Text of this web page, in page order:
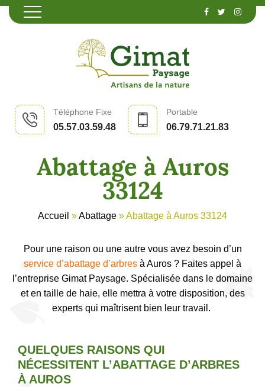
Téléphone Fixe
05.57.03.59.48
Portable
06.79.71.21.83
Abattage à Auros
33124
Accueil »Abattage »Abattage à Auros 33124
Pour une raison ou une autre vous avez besoin d’un
service d’abattage d’arbres à Auros ? Faites appel à
l’entreprise Gimat Paysage. Spécialisée dans le domaine
et en taille de haie, elle mettra à votre disposition, des
experts qui maîtrisent bien leur travail.
QUELQUES RAISONS QUI
NÉCESSITENT L’ABATTAGE D’ARBRES
À AUROS